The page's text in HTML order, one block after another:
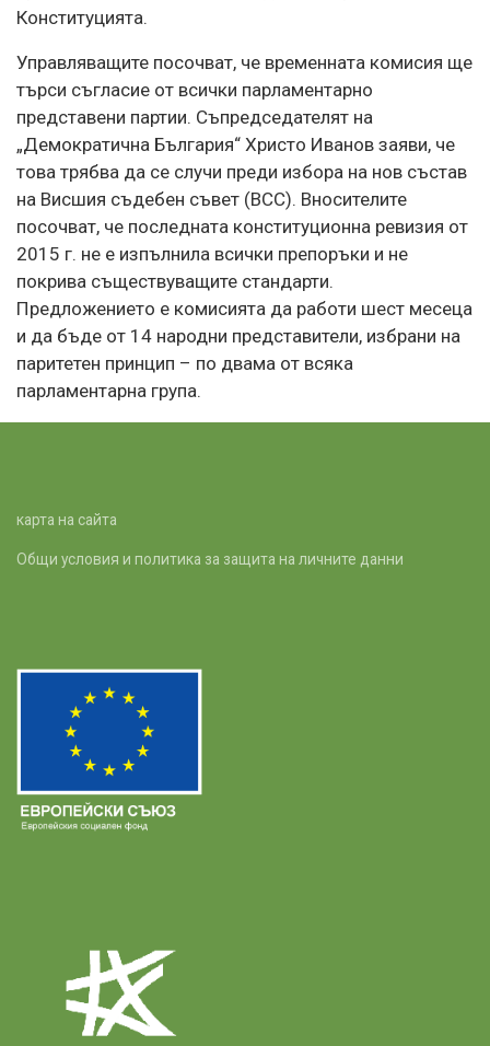
Конституцията.
Управляващите посочват, че временната комисия ще
търси съгласие от всички парламентарно
представени партии. Съпредседателят на
„Демократична България“ Христо Иванов заяви, че
това трябва да се случи преди избора на нов състав
на Висшия съдебен съвет (ВСС). Вносителите
посочват, че последната конституционна ревизия от
2015 г. не е изпълнила всички препоръки и не
покрива съществуващите стандарти.
Предложението е комисията да работи шест месеца
и да бъде от 14 народни представители, избрани на
паритетен принцип – по двама от всяка
парламентарна група.
карта на сайта
Общи условия и политика за защита на личните данни